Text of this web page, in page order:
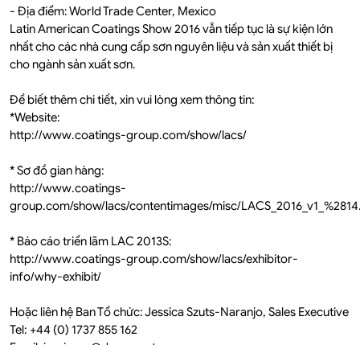
- Địa điểm: World Trade Center, Mexico
Latin American Coatings Show 2016 vẫn tiếp tục là sự kiện lớn
nhất cho các nhà cung cấp sơn nguyên liệu và sản xuất thiết bị
cho ngành sản xuất sơn.
Để biết thêm chi tiết, xin vui lòng xem thông tin:
*Website:
http://www.coatings-group.com/show/lacs/
* Sơ đồ gian hàng:
http://www.coatings-
group.com/show/lacs/contentimages/misc/
* Báo cáo triển lãm LAC 2013S:
http://www.coatings-group.com/show/lacs/exhibitor-
info/why-exhibit/
Hoặc liên hệ Ban Tổ chức: Jessica Szuts-Naranjo, Sales Executive
Tel: +44 (0) 1737 855 162